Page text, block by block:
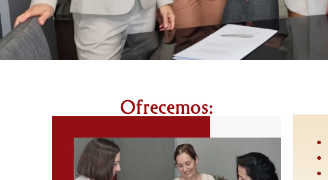
Ofrecemos: